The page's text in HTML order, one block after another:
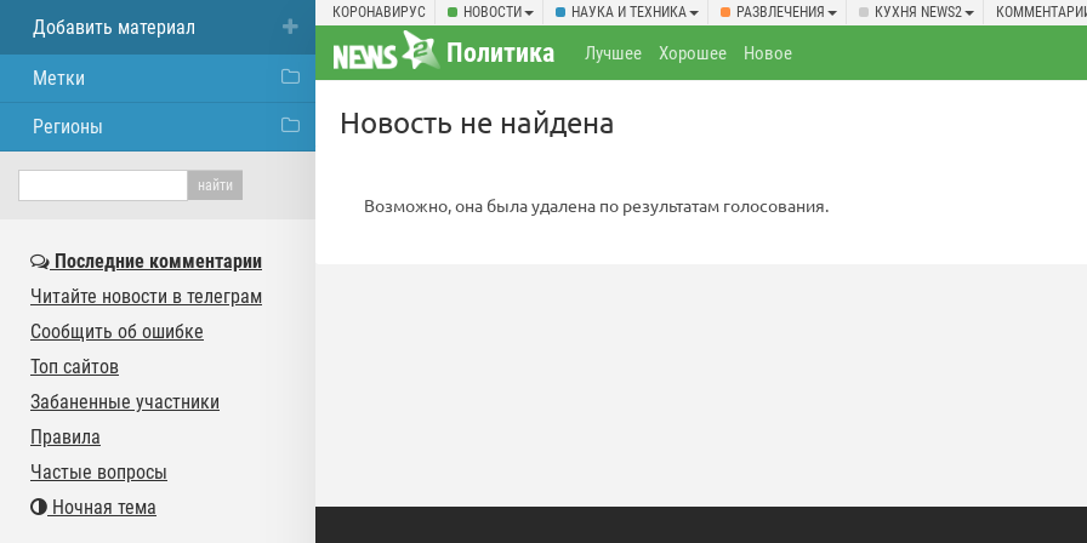
КОРОНАВИРУС НОВОСТИ НАУКА И ТЕХНИКА РАЗВЛЕЧЕНИЯ КУХНЯ NEWS2
Политика Лучшее Хорошее Новое
Новость не найдена
Возможно, она была удалена по результатам голосования.
Добавить материал
Метки
Регионы
Последние комментарии
Читайте новости в телеграм
Сообщить об ошибке
Топ сайтов
Забаненные участники
Правила
Частые вопросы
Ночная тема